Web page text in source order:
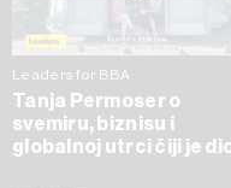
Leaders for BBA
Tanja Permoser o
svemiru, biznisu i
globalnoj utrci čiji je